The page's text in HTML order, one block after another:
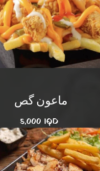
ماعون گص
5,000 IQD